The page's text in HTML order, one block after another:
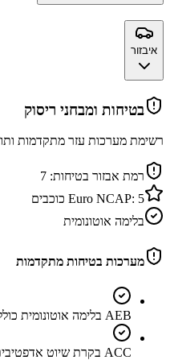
איבזור
בטיחות ומבחני ריסוק
רשימת מערכות עזר מתקדמות
רמת אבזור בטיחות: 7
Euro NCAP: 5
כוכבים
בלימה אוטונומית
מערכות בטיחות מתקדמות
AEB בלימה אוטונומית כולל זיהוי הולכי רגל ואופניים
ACC בקרת שיוט אדפטיבית כולל סיוע בפקקים